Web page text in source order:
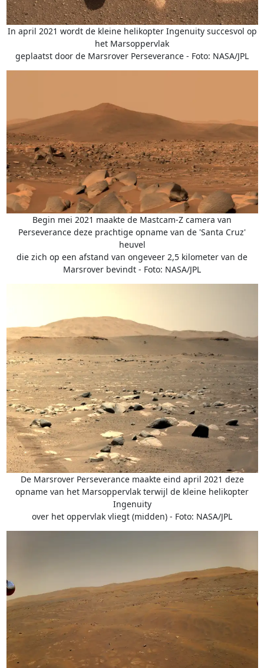
In april 2021 wordt de kleine helikopter Ingenuity succesvol op
het Marsoppervlak
geplaatst door de Marsrover Perseverance - Foto: NASA/JPL
Begin mei 2021 maakte de Mastcam-Z camera van
Perseverance deze prachtige opname van de 'Santa Cruz'
heuvel
die zich op een afstand van ongeveer 2,5 kilometer van de
Marsrover bevindt - Foto: NASA/JPL
De Marsrover Perseverance maakte eind april 2021 deze
opname van het Marsoppervlak terwijl de kleine helikopter
Ingenuity
over het oppervlak vliegt (midden) - Foto: NASA/JPL